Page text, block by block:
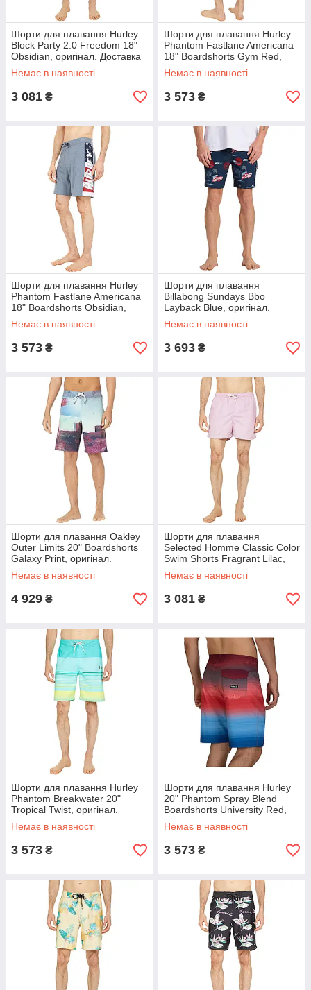
Шорти для плавання Hurley
Block Party 2.0 Freedom 18"
Obsidian, оригінал. Доставка
від 14 днів
Немає в наявності
3 081 ₴
Шорти для плавання Hurley
Phantom Fastlane Americana
18" Boardshorts Gym Red,
оригінал. Доставка з США/ЄС
протягом 14 днів
Немає в наявності
3 573 ₴
Шорти для плавання Hurley
Phantom Fastlane Americana
18" Boardshorts Obsidian,
оригінал. Доставка з США/ЄС
протягом 14 днів
Немає в наявності
3 573 ₴
Шорти для плавання
Billabong Sundays Bbo
Layback Blue, оригінал.
Доставка від 14 днів
Немає в наявності
3 693 ₴
Шорти для плавання Oakley
Outer Limits 20" Boardshorts
Galaxy Print, оригінал.
Доставка від 14 днів
Немає в наявності
4 929 ₴
Шорти для плавання
Selected Homme Classic Color
Swim Shorts Fragrant Lilac,
оригінал. Доставка від 14 днів
Немає в наявності
3 081 ₴
Шорти для плавання Hurley
Phantom Breakwater 20"
Tropical Twist, оригінал.
Доставка з США/ЄС протягом
14 днів
Немає в наявності
3 573 ₴
Шорти для плавання Hurley
20" Phantom Spray Blend
Boardshorts University Red,
оригінал. Доставка з США/ЄС
протягом 14 днів
Немає в наявності
3 573 ₴